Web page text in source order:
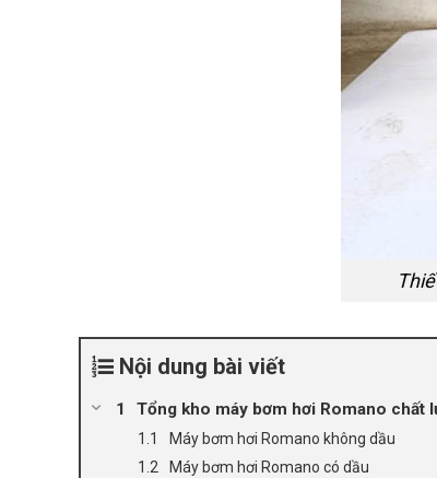
Nội dung bài viết
Tổng kho máy bơm hơi Romano chất
Máy bơm hơi Romano không dầu
Máy bơm hơi Romano có dầu